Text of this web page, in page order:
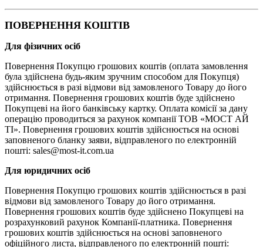
ПОВЕРНЕННЯ КОШТІВ
Для фізичних осіб
Повернення Покупцю грошових коштів (оплата замовлення
була здійснена будь-яким зручним способом для Покупця)
здійснюється в разі відмови від замовленого Товару до його
отримання. Повернення грошових коштів буде здійснено
Покупцеві на його банківську картку. Оплата комісії за дану
операцію проводиться за рахунок компанії ТОВ «МОСТ АЙ
ТІ». Повернення грошових коштів здійснюється на основі
заповненого бланку заяви, відправленого по електронній
пошті: sales@most-it.com.ua
Для юридичних осіб
Повернення Покупцю грошових коштів здійснюється в разі
відмови від замовленого Товару до його отримання.
Повернення грошових коштів буде здійснено Покупцеві на
розрахунковий рахунок Компанії-платника. Повернення
грошових коштів здійснюється на основі заповненого
офіційного листа, відправленого по електронній пошті: